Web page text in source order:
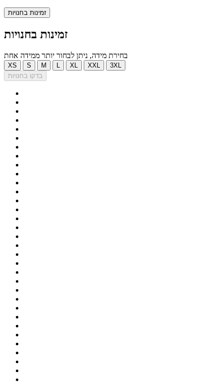
זמינות בחנויות
זמינות בחנויות
בחירת מידה, ניתן לבחור יותר ממידה אחת
XS S M XL XXL
3XL
בדקו בחנויות